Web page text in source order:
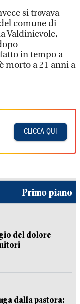
si trovava
comune di
Valdinievole,
in tempo a
morto a 21 anni a
CLICCA QUI
Primo piano
del dolore
dalla pastora: